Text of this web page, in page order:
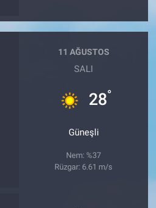
11 AĞUSTOS
SALI
28°
Güneşli
Nem: %37
Rüzgar: 6.61 m/s